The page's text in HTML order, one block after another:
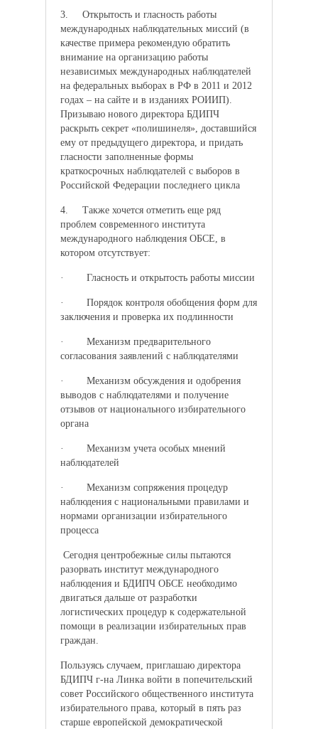
3. Открытость и гласность работы
международных наблюдательных миссий (в
качестве примера рекомендую обратить
внимание на организацию работы
независимых международных наблюдателей
на федеральных выборах в РФ в 2011 и 2012
годах – на сайте и в изданиях РОИИП).
Призываю нового директора БДИПЧ
раскрыть секрет «полишинеля», доставшийся
ему от предыдущего директора, и придать
гласности заполненные формы
краткосрочных наблюдателей с выборов в
Российской Федерации последнего цикла
4. Также хочется отметить еще ряд
проблем современного института
международного наблюдения ОБСЕ, в
котором отсутствует:
· Гласность и открытость работы миссии
· Порядок контроля обобщения форм для
заключения и проверка их подлинности
· Механизм предварительного
согласования заявлений с наблюдателями
· Механизм обсуждения и одобрения
выводов с наблюдателями и получение
отзывов от национального избирательного
органа
· Механизм учета особых мнений
наблюдателей
· Механизм сопряжения процедур
наблюдения с национальными правилами и
нормами организации избирательного
процесса
Сегодня центробежные силы пытаются
разорвать институт международного
наблюдения и БДИПЧ ОБСЕ необходимо
двигаться дальше от разработки
логистических процедур к содержательной
помощи в реализации избирательных прав
граждан.
Пользуясь случаем, приглашаю директора
БДИПЧ г-на Линка войти в попечительский
совет Российского общественного института
избирательного права, который в пять раз
старше европейской демократической